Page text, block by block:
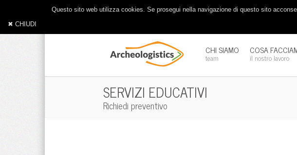
CHI SIAMO
team
COSA
il nostro lavoro
SERVIZI EDUCATIVI
Richiedi preventivo
Questo sito web utilizza cookies. Se prosegui nella navigazione di questo sito
✖ CHIUDI